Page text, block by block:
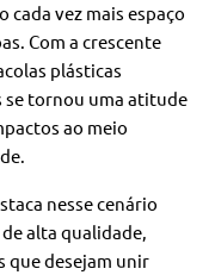
cada vez mais espaço
Com a crescente
plásticas
se tornou uma atitude
ao meio
nesse cenário
alta qualidade,
que desejam unir